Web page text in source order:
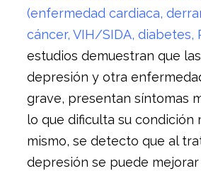
(enfermedad cardiaca,
cáncer, VIH/SIDA, diabetes,
estudios demuestran que
depresión y otra
grave, presentan síntomas
lo que dificulta su condición
mismo, se detecto que al
depresión se puede